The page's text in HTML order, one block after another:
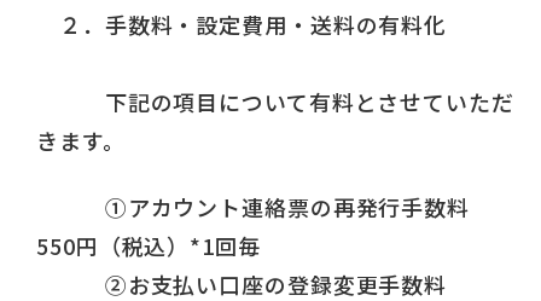
２．手数料・設定費用・送料の有料化
下記の項目について有料とさせていただ
きます。
①アカウント連絡票の再発行手数料
550円（税込）*1回毎
②お支払い口座の登録変更手数料